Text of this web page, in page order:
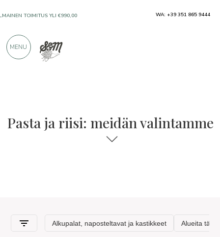
Pasta ja riisi: meidän valintamme
TOIMITUS YLI €990,00
ERINOMAISILTA VALMISTAJILTA
WA: +39 351 865 9444
MENU